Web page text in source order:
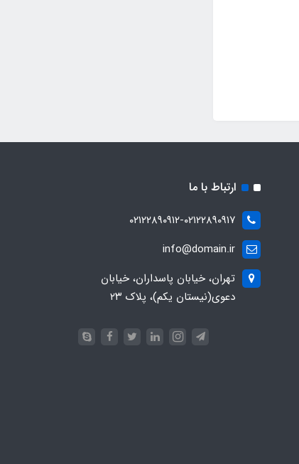
ارتباط با ما
۰۲۱۲۲۸۹۰۹۱۲-۰۲۱۲۲۸۹۰۹۱۷
info@domain.ir
تهران، خیابان پاسداران، خیابان
دعوی(نیستان یکم)، پلاک ۲۳